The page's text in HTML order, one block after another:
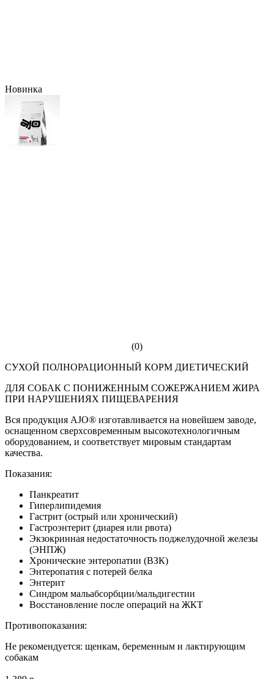
Новинка
(0)
СУХОЙ ПОЛНОРАЦИОННЫЙ КОРМ ДИЕТИЧЕСКИЙ
ДЛЯ СОБАК С ПОНИЖЕННЫМ СОЖЕРЖАНИЕМ ЖИРА
ПРИ НАРУШЕНИЯХ ПИЩЕВАРЕНИЯ
Вся продукция AJO® изготавливается на новейшем заводе,
оснащенном сверхсовременным высокотехнологичным
оборудованием, и соответствует мировым стандартам
качества.
Показания:
Панкреатит
Гиперлипидемия
Гастрит (острый или хронический)
Гастроэнтерит (диарея или рвота)
Экзокринная недостаточность поджелудочной железы
(ЭНПЖ)
Хронические энтеропатии (ВЗК)
Энтеропатия с потерей белка
Энтерит
Синдром мальабсорбции/мальдигестии
Восстановление после операций на ЖКТ
Противопоказания​:
Не рекомендуется: щенкам, беременным и лактирующим
собакам